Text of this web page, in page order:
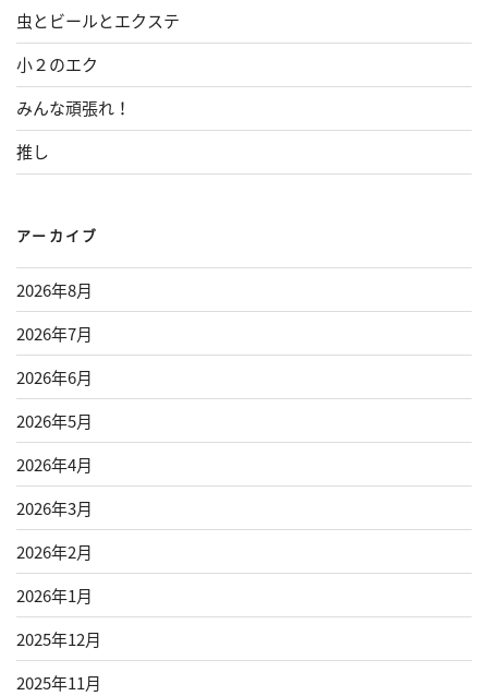
虫とビールとエクステ
小２のエク
みんな頑張れ！
推し
アーカイブ
2026年8月
2026年7月
2026年6月
2026年5月
2026年4月
2026年3月
2026年2月
2026年1月
2025年12月
2025年11月